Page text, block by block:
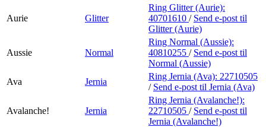
Aurie Glitter
Ring Glitter (Aurie):
40701610 / Send e-post til
Glitter (Aurie)
Aussie Normal
Ring Normal (Aussie):
40810255 / Send e-post til
Normal (Aussie)
Ava
Jernia
Ring Jernia (Ava): 22710505
/ Send e-post til Jernia (Ava)
Avalanche! Jernia
Ring Jernia (Avalanche!):
22710505 / Send e-post til
Jernia (Avalanche!)